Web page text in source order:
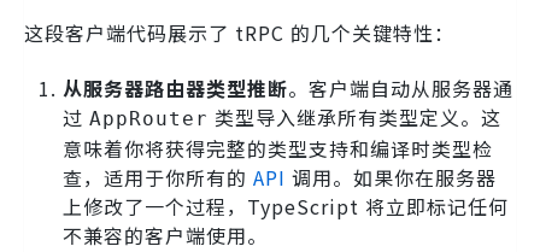
这段客户端代码展示了 tRPC 的几个关键特性：
从服务器路由器类型推断。客户端自动从服务器通
过 AppRouter 类型导入继承所有类型定义。这
意味着你将获得完整的类型支持和编译时类型检
查，适用于你所有的 API 调用。如果你在服务器
上修改了一个过程，TypeScript 将立即标记任何
不兼容的客户端使用。